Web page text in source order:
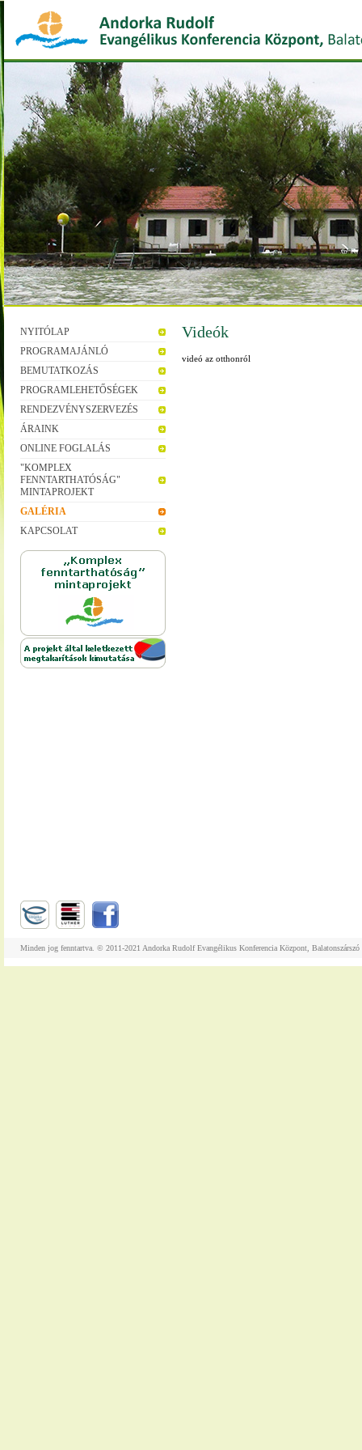
NYITÓLAP
PROGRAMAJÁNLÓ
BEMUTATKOZÁS
PROGRAMLEHETŐSÉGEK
RENDEZVÉNYSZERVEZÉS
ÁRAINK
ONLINE FOGLALÁS
"KOMPLEX
FENNTARTHATÓSÁG"
MINTAPROJEKT
GALÉRIA
KAPCSOLAT
Videók
videó az otthonról
Minden jog fenntartva. © 2011-2021 Andorka Rudolf Evangélikus Konferencia Központ, Balatonszárszó